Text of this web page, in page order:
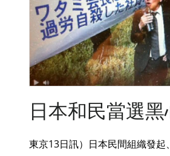
日本和民當選
東京13日訊）日本民間組織發起